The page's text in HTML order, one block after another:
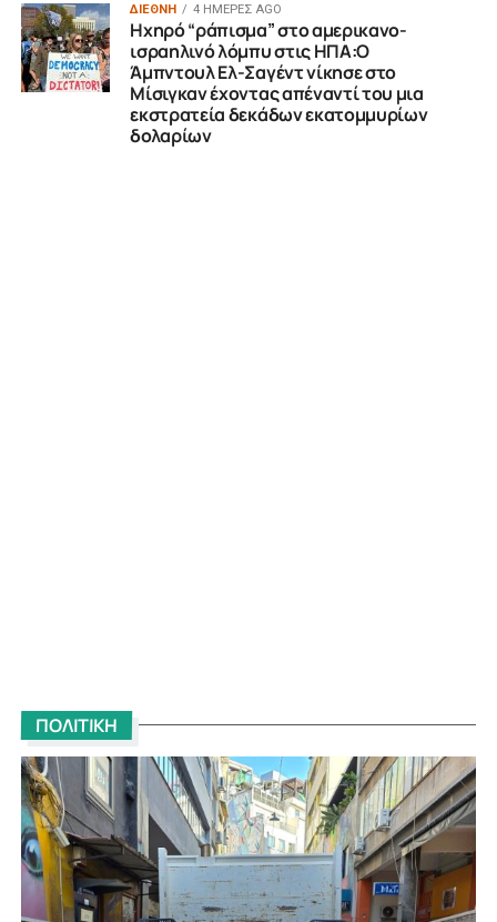
ΔΙΕΘΝΗ 4 ΗΜΈΡΕΣ AGO
Ηχηρό “ράπισμα” στο αμερικανο-
ισραηλινό λόμπυ στις ΗΠΑ:Ο
Άμπντουλ Ελ-Σαγέντ νίκησε στο
Μίσιγκαν έχοντας απέναντί του μια
εκστρατεία δεκάδων εκατομμυρίων
δολαρίων
ΠΟΛΙΤΙΚΗ